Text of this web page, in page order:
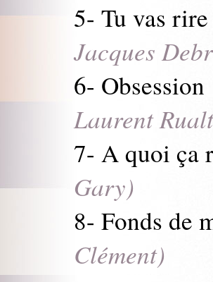
5- Tu vas
Jacques
6-
Laurent
7- A quoi ça
Gary)
8- Fonds
Clément)